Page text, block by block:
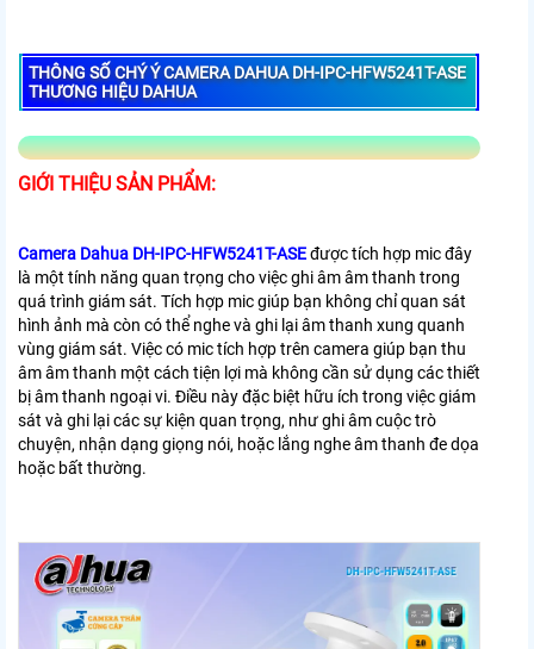
THÔNG SỐ CHÝ Ý CAMERA DAHUA DH-IPC-HFW5241T-ASE
THƯƠNG HIỆU DAHUA
GIỚI THIỆU SẢN PHẨM:
Camera Dahua DH-IPC-HFW5241T-ASEđược tích hợp mic đây
là một tính năng quan trọng cho việc ghi âm âm thanh trong
quá trình giám sát. Tích hợp mic giúp bạn không chỉ quan sát
hình ảnh mà còn có thể nghe và ghi lại âm thanh xung quanh
vùng giám sát. Việc có mic tích hợp trên camera giúp bạn thu
âm âm thanh một cách tiện lợi mà không cần sử dụng các thiết
bị âm thanh ngoại vi. Điều này đặc biệt hữu ích trong việc giám
sát và ghi lại các sự kiện quan trọng, như ghi âm cuộc trò
chuyện, nhận dạng giọng nói, hoặc lắng nghe âm thanh đe dọa
hoặc bất thường.